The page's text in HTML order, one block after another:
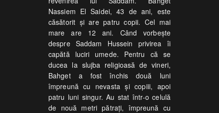
Nassiem El Saidei, 43 de ani, este
căsătorit şi are patru copii. Cel mai
mare are 12 ani. Când vorbeşte
despre Saddam Hussein privirea îi
capătă luciri umede. Pentru că se
ducea la slujba religioasă de vineri,
Bahget a fost închis două luni
împreună cu nevasta şi copiii, apoi
patru luni singur. Au stat într-o celulă
de nouă metri pătraţi, împreună cu